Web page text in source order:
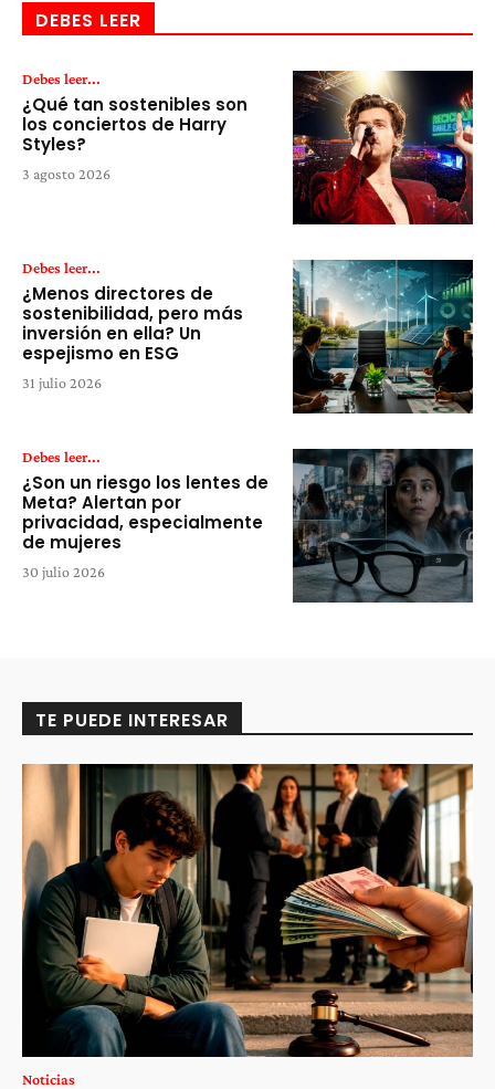
DEBES LEER
Debes leer...
¿Qué tan sostenibles son
los conciertos de Harry
Styles?
3 agosto 2026
Debes leer...
¿Menos directores de
sostenibilidad, pero más
inversión en ella? Un
espejismo en ESG
31 julio 2026
Debes leer...
¿Son un riesgo los lentes de
Meta? Alertan por
privacidad, especialmente
de mujeres
30 julio 2026
TE PUEDE INTERESAR
Noticias